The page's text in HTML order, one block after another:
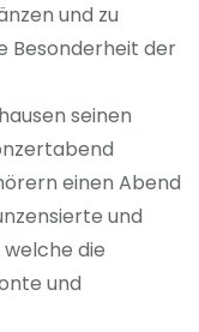
und zu
Besonderheit der
seinen
einen Abend
und
die
und